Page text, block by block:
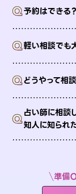
Q予約はできる？
Q軽い相談でも
Qどうやって相
Q占い師に相談
知人に知られ
準備